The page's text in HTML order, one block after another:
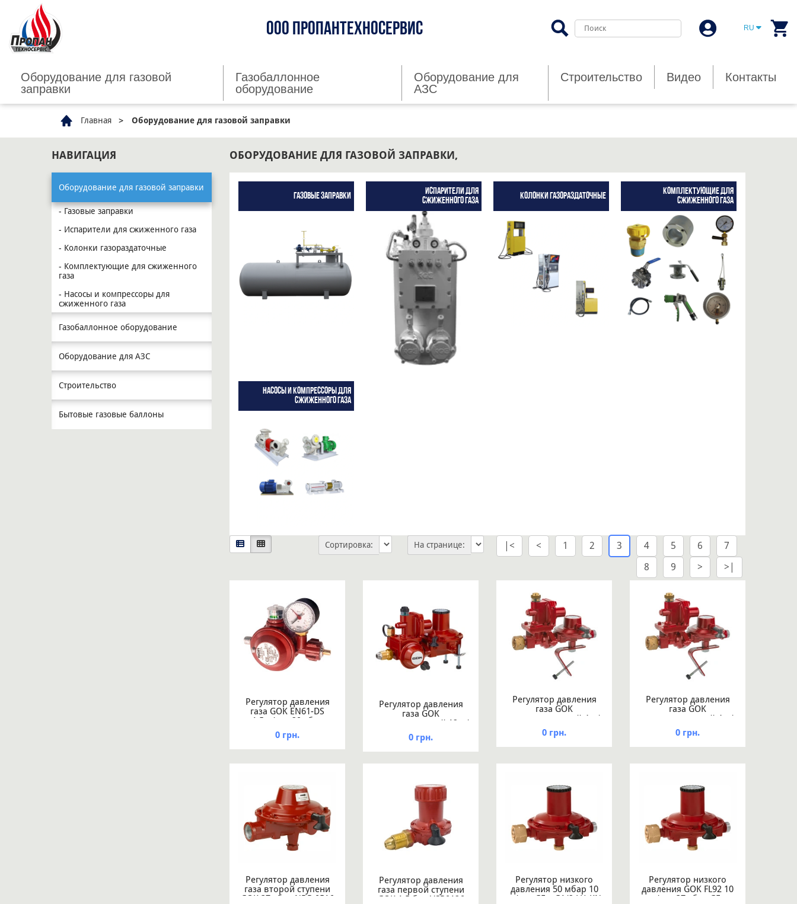
ООО ПРОПАНТЕХНОСЕРВИС
Оборудование для газовой
заправки
Газобаллонное
оборудование
Оборудование для
АЗС
Строительство Видео Контакты
RU
Главная Оборудование для газовой заправки
НАВИГАЦИЯ
Оборудование для газовой заправки
- Газовые заправки
- Испарители для сжиженного газа
- Колонки газораздаточные
- Комплектующие для сжиженного
газа
- Насосы и компрессоры для
сжиженного газа
Газобаллонное оборудование
Оборудование для АЗС
Строительство
Бытовые газовые баллоны
ОБОРУДОВАНИЕ ДЛЯ ГАЗОВОЙ ЗАПРАВКИ,
Газовые заправки
Испарители для
сжиженного газа
Колонки газораздаточные
Комплектующие для
сжиженного газа
Насосы и компрессоры для
сжиженного газа
Сортировка: На странице: |< < 1 2 3 4 5 6
7
8
9 > >|
Регулятор давления
газа GOK EN61-DS
1,5кг/час 29мбар
KLFxG1/4LH-KN ТАЕ
UEDS
0 грн.
Регулятор давления
газа GOK
двухступенчатый 12кг/
час 37мбар POLxIG
G3/4 ПСК ПЗК АП
0 грн.
Регулятор давления
газа GOK
двухступенчатый 4кг/
час 37мбар GF x IG
G1/2 LH-KN ПСК ПЗК
0 грн.
Регулятор давления
газа GOK
двухступенчатый 4кг/
час 50мбар GF x G1/2
LH-KN ПЗК
0 грн.
Регулятор давления
газа второй ступени
GOK 37мбар NDR 0516
Регулятор давления
газа первой ступени
GOK 1,5 бар VSR0126
Регулятор низкого
давления 50 мбар 10
кг/час GF x G1/2 LH-KN
Регулятор низкого
давления GOK FL92 10
кг/час 37мбар GF x